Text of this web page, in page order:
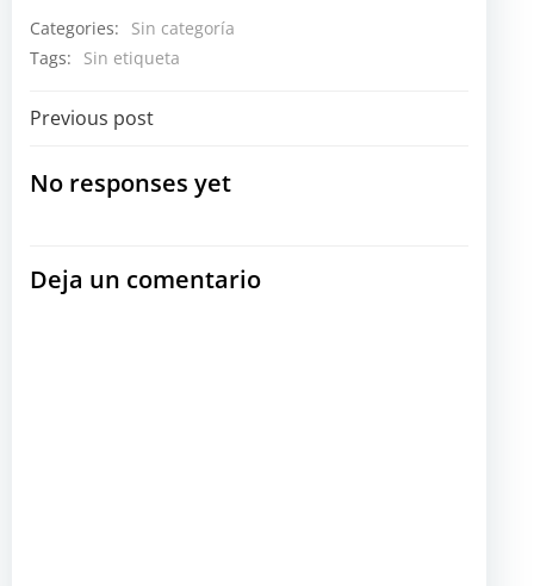
Categories:
Sin categoría
Tags:
Sin etiqueta
Navegación
por
entradas
Previous post
No responses yet
Deja un comentario